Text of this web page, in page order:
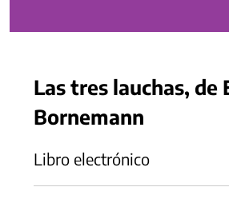
Las tres lauchas, de
Bornemann
Libro electrónico